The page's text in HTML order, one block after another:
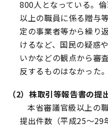
800人となっている。
以上の職員に係る贈与
定の事業者等から繰り
けるなど、国民の疑惑
いかなどの観点から審
反するものはなかった。
（2）株取引等報告書の提
本省審議官級以上の
提出件数（平成25～29